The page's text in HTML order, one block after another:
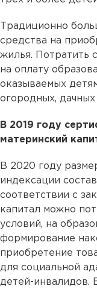
Традиционно
средства на
жилья. Потратить
на оплату
оказываемых
огородных, дачных
В 2019 году
материнский
В 2020 году
индексации
соответствии с
капитал можно
условий, на
формирование
приобретение
для социальной
детей-инвалидов.